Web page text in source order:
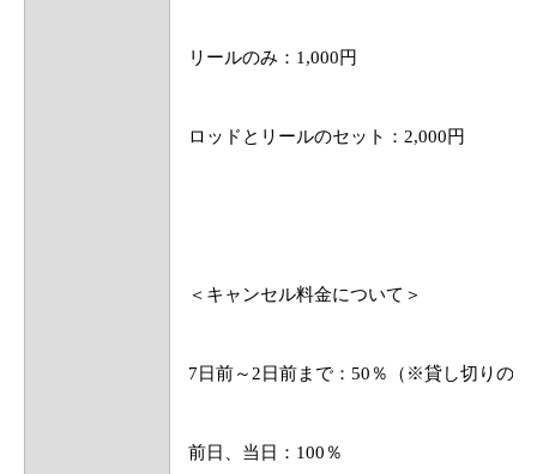
リールのみ：1,000円
ロッドとリールのセット：2,000円
＜キャンセル料金について＞
7日前～2日前まで：50％（※貸し切りの
前日、当日：100％